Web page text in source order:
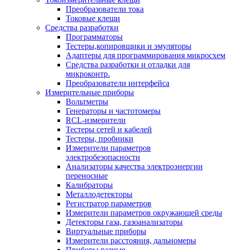
Преобразователи тока
Токовые клещи
Средства разработки
Программаторы
Тестеры,копировщики и эмуляторы
Адаптеры для программирования микросхем
Cредства разработки и отладки для
микроконтр.
Преобразователи интерфейса
Измерительные приборы
Вольтметры
Генераторы и частотомеры
RCL-измерители
Тестеры сетей и кабелей
Тестеры, пробники
Измерители параметров
электробезопасности
Анализаторы качества электроэнергии
переносные
Калибраторы
Металлодетекторы
Регистратор параметров
Измерители параметров окружающей среды
Детекторы газа, газоанализаторы
Виртуальные приборы
Измерители расстояния, дальномеры